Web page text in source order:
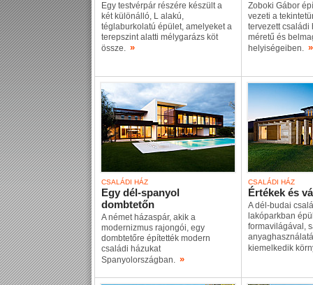
Egy testvérpár részére készült a
két különálló, L alakú,
téglaburkolatú épület, amelyeket a
terepszint alatti mélygarázs köt
össze. »
Zoboki Gábor
vezeti a
tervezett családi
méretű és
helyiségeiben. »
CSALÁDI HÁZ
Egy dél-spanyol
dombtetőn
A német házaspár, akik a
modernizmus rajongói, egy
dombtetőre építették modern
családi házukat
Spanyolországban. »
CSALÁDI HÁZ
Értékek és
A dél-budai
lakóparkban
formavilágával,
kiemelkedik